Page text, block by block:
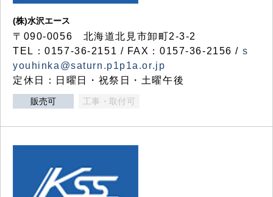
(株)水沢エース
〒090-0056 北海道北見市卸町2-3-2
TEL：0157-36-2151 / FAX：0157-36-2156 / s
youhinka@saturn.p1p1a.or.jp
定休日：日曜日・祝祭日・土曜午後
販売可 工事・取付可